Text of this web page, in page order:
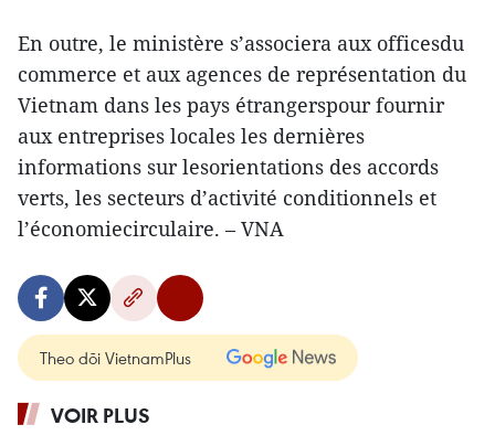
En outre, le ministère s’associera aux officesdu
commerce et aux agences de représentation du
Vietnam dans les pays étrangerspour fournir
aux entreprises locales les dernières
informations sur lesorientations des accords
verts, les secteurs d’activité conditionnels et
l’économiecirculaire. – VNA
Theo dõi VietnamPlus
VOIR PLUS